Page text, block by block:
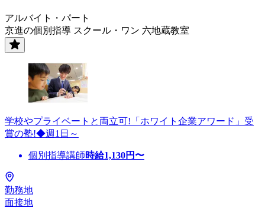
アルバイト・パート
京進の個別指導 スクール・ワン 六地蔵教室
学校やプライベートと両立可!「ホワイト企業アワード」受
賞の塾!◆週1日～
個別指導講師時給1,130円〜
勤務地
面接地